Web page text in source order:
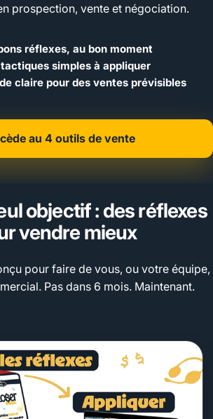
prospection, vente et négociation.
réflexes, au bon moment
tactiques simples à appliquer
claire pour des ventes prévisibles
au 4 outils de vente
objectif : des réflexes
vendre mieux
pour faire de vous, ou votre équipe,
Pas dans 6 mois. Maintenant.